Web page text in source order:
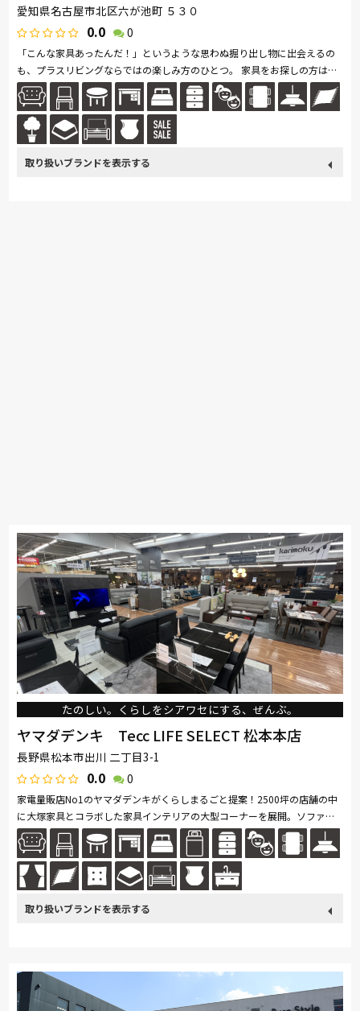
愛知県名古屋市北区六が池町 ５３０
0.0 0
「こんな家具あったんだ！」というような思わぬ掘り出し物に出会えるの
も、プラスリビングならではの楽しみ方のひとつ。 家具をお探しの方は是
非、プラスリビングでもインテリアをご覧ください！ また、価格...続きを
読む
たのしい。くらしをシアワセにする、ぜんぶ。
ヤマダデンキ Tecc LIFE SELECT 松本本店
長野県松本市出川 二丁目3-1
0.0 0
家電量販店No1のヤマダデンキがくらしまるごと提案！2500坪の店舗の中
に大塚家具とコラボした家具インテリアの大型コーナーを展開。ソファ・
ベッド・ダイニングなど地域最大級の品揃え。リーズナブルなお手頃価格
の...続きを読む
SIMMONS 浜本工芸 小島工芸 綾野製作所
ドリームベッド Stressless HTLワタリジャパン